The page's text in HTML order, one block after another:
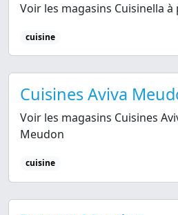
Voir les magasins Cuisinella
cuisine
Cuisines Aviva
Voir les magasins Cuisines
Meudon
cuisine